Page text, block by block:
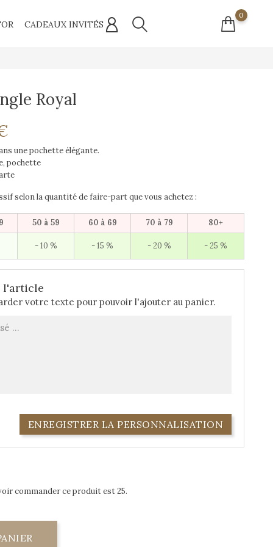
CADEAUX INVITÉS
0
Royal
une pochette élégante.
pochette
selon la quantité de faire-part que vous achetez :
50 à 59 60 à 69 70 à 79 80+
- 10 % - 15 % - 20 % - 25 %
l'article
votre texte pour pouvoir l'ajouter au panier.
ENREGISTRER LA PERSONNALISATION
commander ce produit est 25.